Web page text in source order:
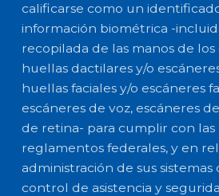
calificarse como un
información biométrica -
recopilada de las manos de
huellas dactilares y/o
huellas faciales y/o escáneres
escáneres de voz, escáneres
de retina- para cumplir con las
reglamentos federales, y en
administración de sus sistemas
control de asistencia y